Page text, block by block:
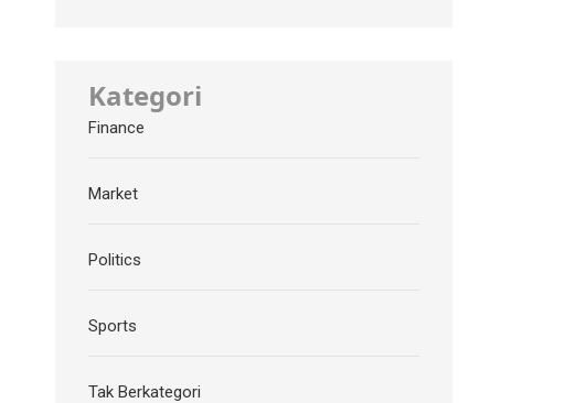
Kategori
Finance
Market
Politics
Sports
Tak Berkategori